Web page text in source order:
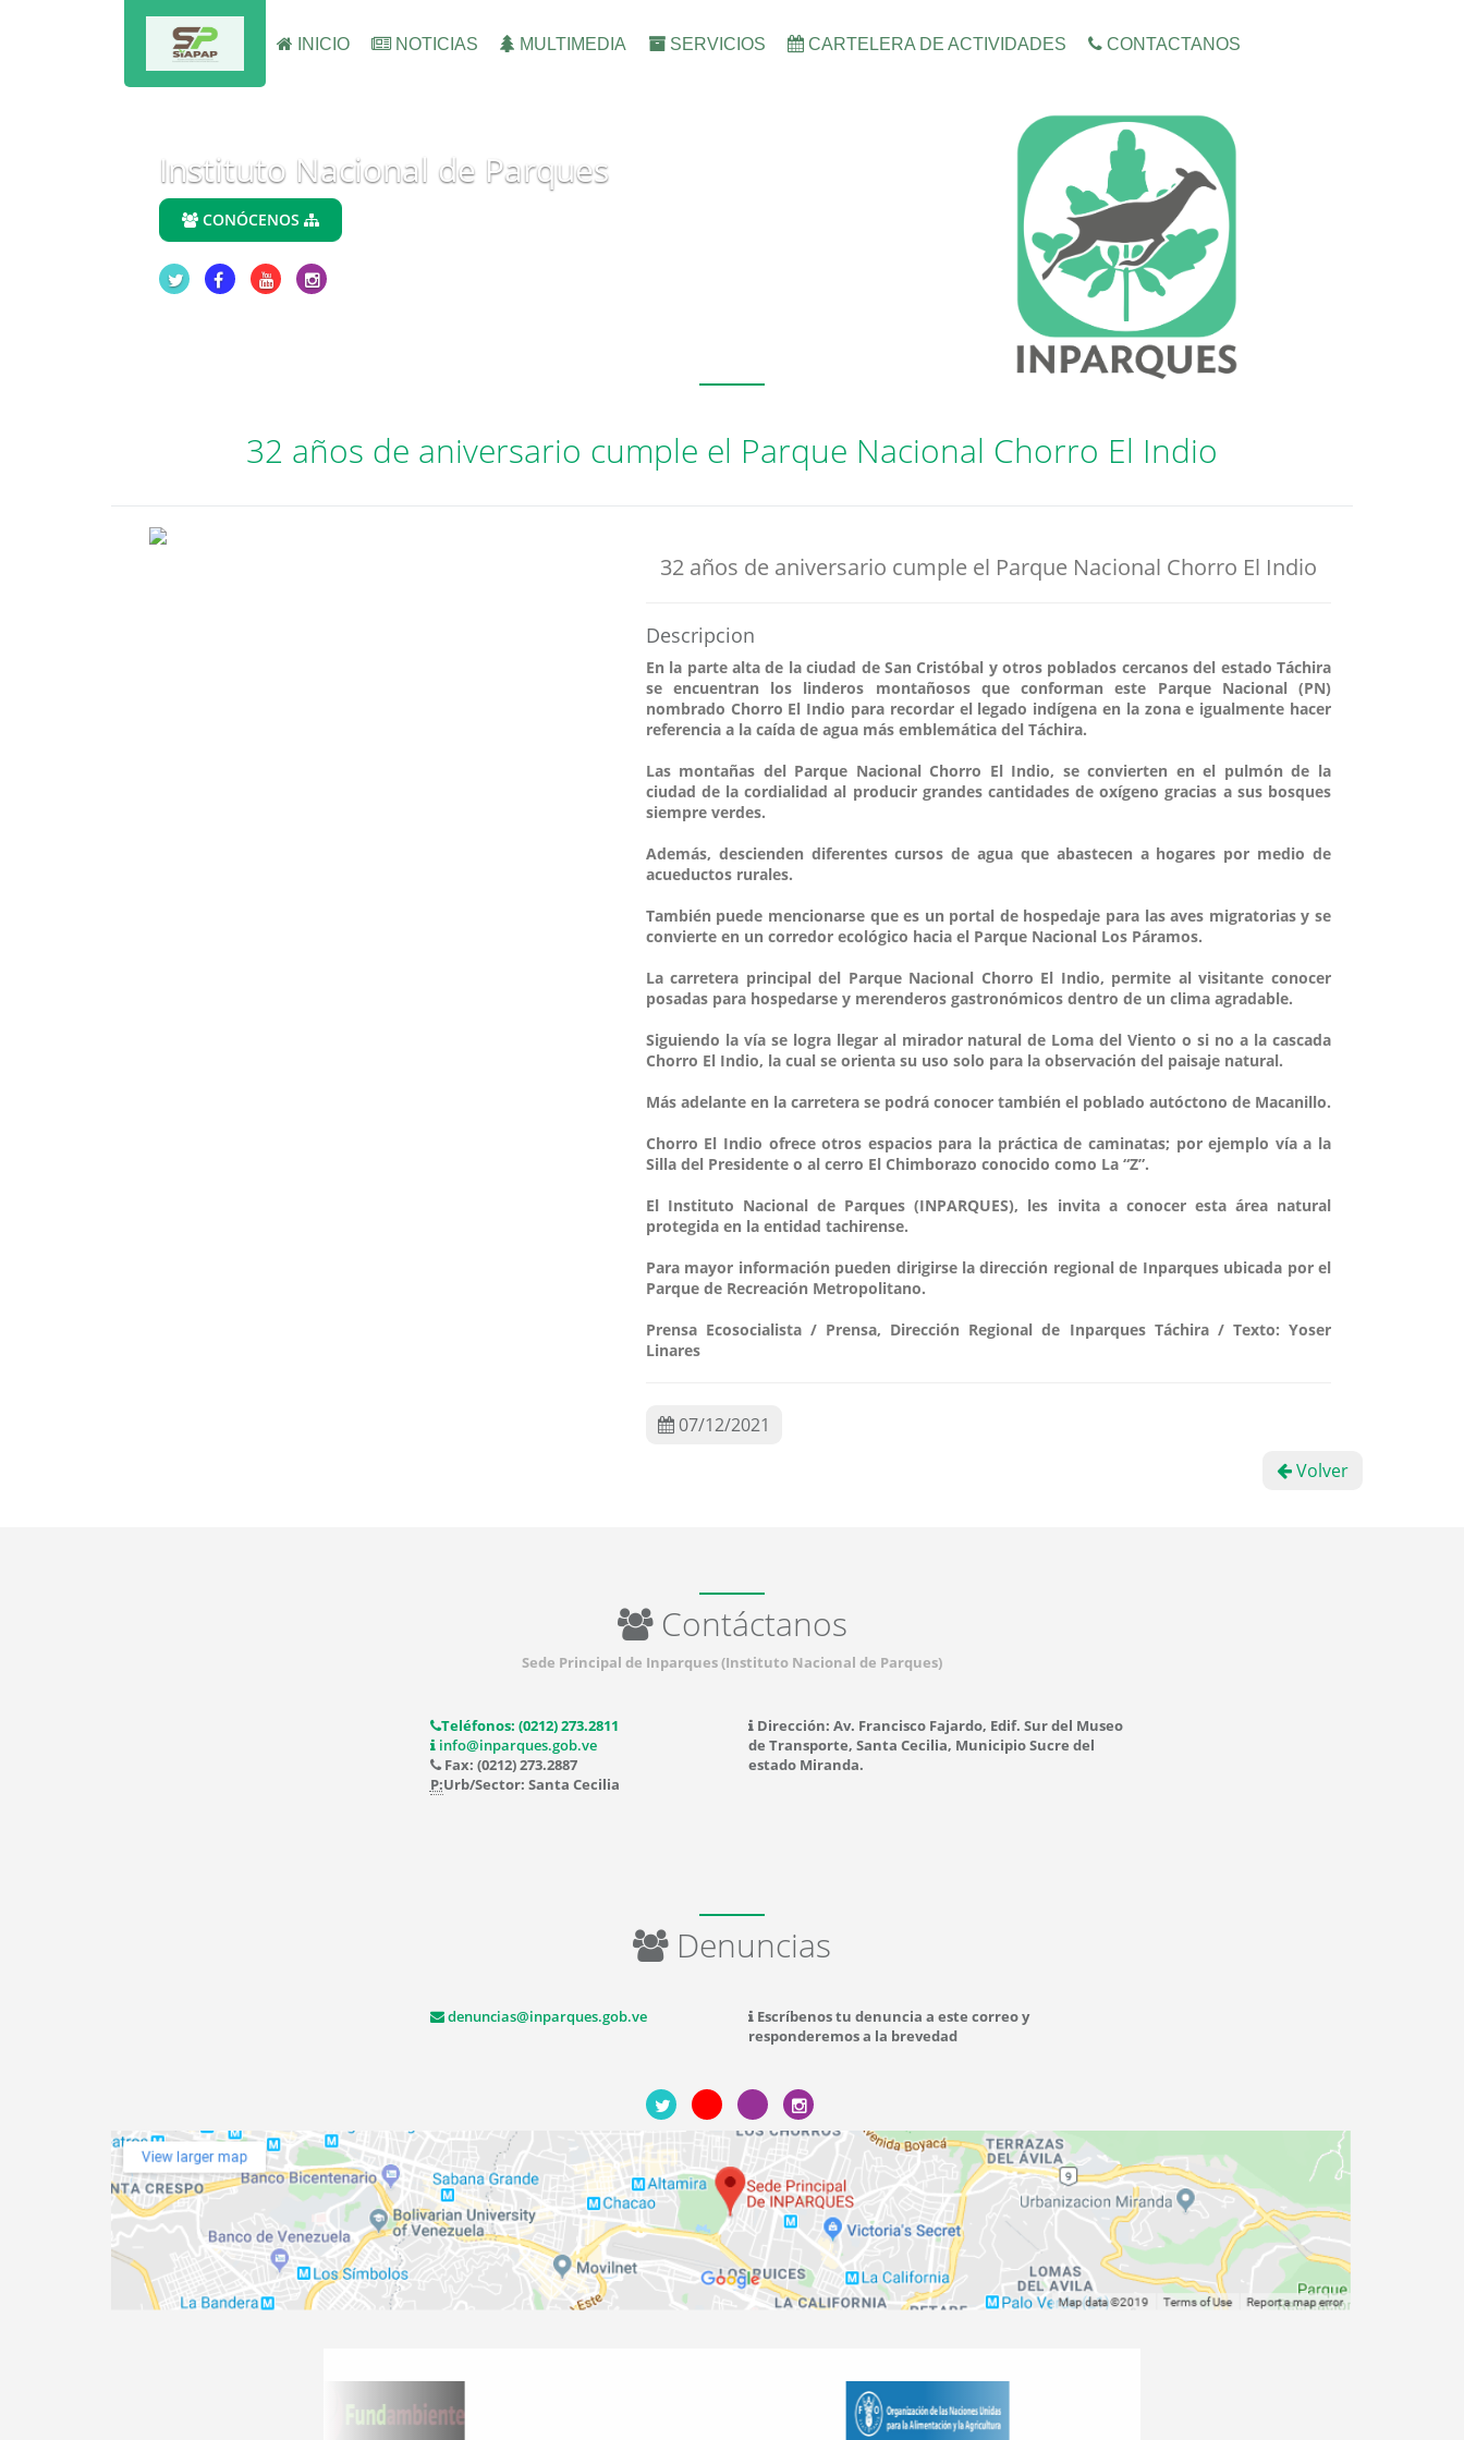
INICIO NOTICIAS MULTIMEDIA SERVICIOS CARTELERA DE ACTIVIDADES CONTACTANOS
Instituto Nacional de Parques
CONÓCENOS
32 años de aniversario cumple el Parque Nacional Chorro El Indio
32 años de aniversario cumple el Parque Nacional Chorro El Indio
Descripcion
En la parte alta de la ciudad de San Cristóbal y otros poblados cercanos del estado Táchira
se encuentran los linderos montañosos que conforman este Parque Nacional (PN)
nombrado Chorro El Indio para recordar el legado indígena en la zona e igualmente hacer
referencia a la caída de agua más emblemática del Táchira.
Las montañas del Parque Nacional Chorro El Indio, se convierten en el pulmón de la
ciudad de la cordialidad al producir grandes cantidades de oxígeno gracias a sus bosques
siempre verdes.
Además, descienden diferentes cursos de agua que abastecen a hogares por medio de
acueductos rurales.
También puede mencionarse que es un portal de hospedaje para las aves migratorias y se
convierte en un corredor ecológico hacia el Parque Nacional Los Páramos.
La carretera principal del Parque Nacional Chorro El Indio, permite al visitante conocer
posadas para hospedarse y merenderos gastronómicos dentro de un clima agradable.
Siguiendo la vía se logra llegar al mirador natural de Loma del Viento o si no a la cascada
Chorro El Indio, la cual se orienta su uso solo para la observación del paisaje natural.
Más adelante en la carretera se podrá conocer también el poblado autóctono de Macanillo.
Chorro El Indio ofrece otros espacios para la práctica de caminatas; por ejemplo vía a la
Silla del Presidente o al cerro El Chimborazo conocido como La “Z”.
El Instituto Nacional de Parques (INPARQUES), les invita a conocer esta área natural
protegida en la entidad tachirense.
Para mayor información pueden dirigirse la dirección regional de Inparques ubicada por el
Parque de Recreación Metropolitano.
Prensa Ecosocialista / Prensa, Dirección Regional de Inparques Táchira / Texto: Yoser
Linares
07/12/2021
Volver
Contáctanos
Sede Principal de Inparques (Instituto Nacional de Parques)
Teléfonos: (0212) 273.2811
info@inparques.gob.ve
Fax: (0212) 273.2887
P:Urb/Sector: Santa Cecilia
Dirección: Av. Francisco Fajardo, Edif. Sur del Museo
de Transporte, Santa Cecilia, Municipio Sucre del
estado Miranda.
Denuncias
denuncias@inparques.gob.ve
Escríbenos tu denuncia a este correo y
responderemos a la brevedad